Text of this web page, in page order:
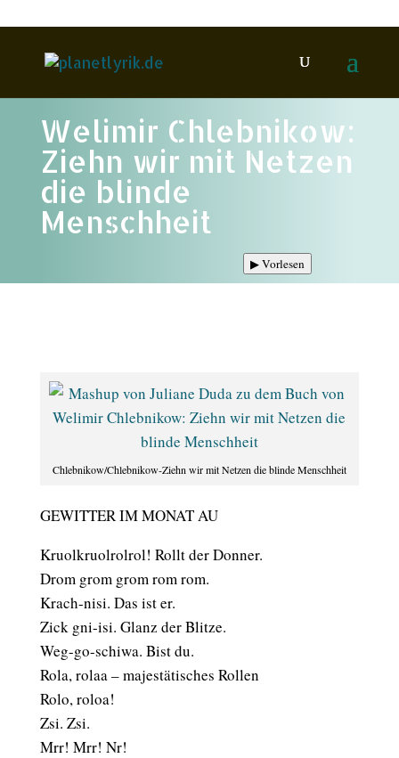
Welimir Chlebnikow:
Ziehn wir mit Netzen
die blinde
Menschheit
▶Vorlesen
Chlebnikow/Chlebnikow-Ziehn wir mit Netzen die blinde Menschheit
GEWITTER IM MONAT AU
Kruolkruolrolrol! Rollt der Donner.
Drom grom grom rom rom.
Krach-nisi. Das ist er.
Zick gni-isi. Glanz der Blitze.
Weg-go-schiwa. Bist du.
Rola, rolaa – majestätisches Rollen
Rolo, roloa!
Zsi. Zsi.
Mrr! Mrr! Nr!